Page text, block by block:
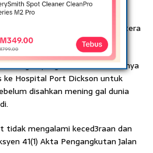
mangsa merempuh
Myvi dipandu anggota tentera
mangsa yang ced3ra kemudiannya
ke Hospital Port Dickson untuk
disahkan mening gal dunia
tidak mengalami keced3raan dan
41(1) Akta Pengangkutan Jalan